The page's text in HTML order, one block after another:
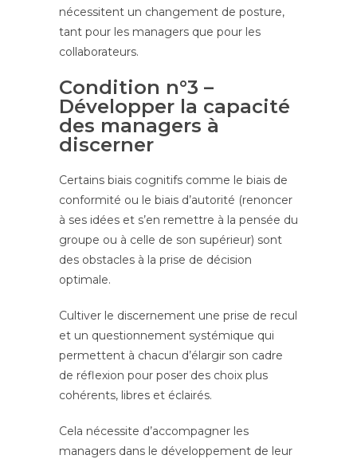
nécessitent un changement de posture,
tant pour les managers que pour les
collaborateurs.
Condition n°3 –
Développer la capacité
des managers à
discerner
Certains biais cognitifs comme le biais de
conformité ou le biais d’autorité (renoncer
à ses idées et s’en remettre à la pensée du
groupe ou à celle de son supérieur) sont
des obstacles à la prise de décision
optimale.
Cultiver le discernement une prise de recul
et un questionnement systémique qui
permettent à chacun d’élargir son cadre
de réflexion pour poser des choix plus
cohérents, libres et éclairés.
Cela nécessite d’accompagner les
managers dans le développement de leur